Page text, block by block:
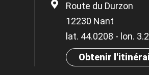
Route du Durzon
12230 Nant
lat. 44.0208 - lon.
Obtenir